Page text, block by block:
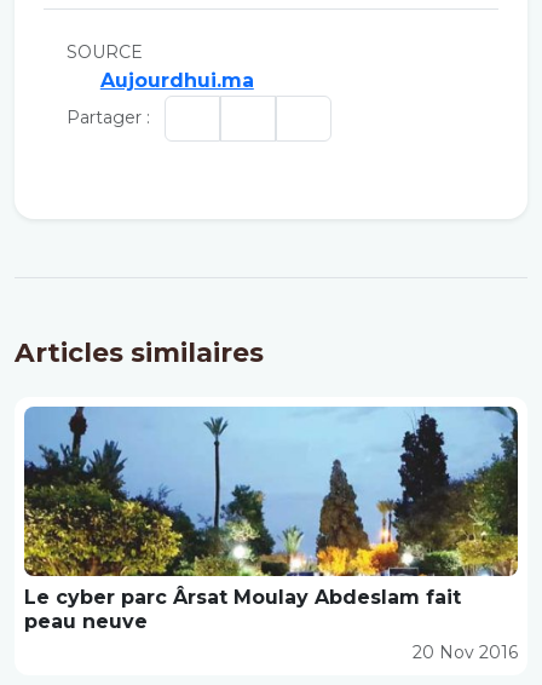
SOURCE
Aujourdhui.ma
Partager :
Articles similaires
Le cyber parc Ârsat Moulay Abdeslam fait
peau neuve
20 Nov 2016